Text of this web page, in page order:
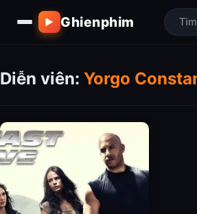
▶ Ghienphim
Diễn viên: Yorgo